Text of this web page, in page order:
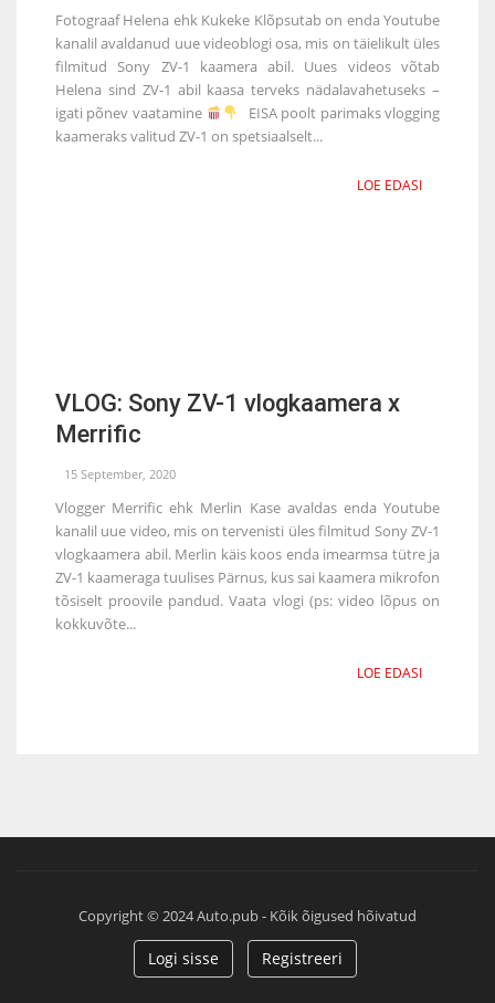
Fotograaf Helena ehk Kukeke Klõpsutab on enda Youtube
kanalil avaldanud uue videoblogi osa, mis on täielikult üles
filmitud Sony ZV-1 kaamera abil. Uues videos võtab
Helena sind ZV-1 abil kaasa terveks nädalavahetuseks –
igati põnev vaatamine
EISA poolt parimaks vlogging
kaameraks valitud ZV-1 on spetsiaalselt...
LOE EDASI
VLOG: Sony ZV-1 vlogkaamera x
Merrific
15 September, 2020
Vlogger Merrific ehk Merlin Kase avaldas enda Youtube
kanalil uue video, mis on tervenisti üles filmitud Sony ZV-1
vlogkaamera abil. Merlin käis koos enda imearmsa tütre ja
ZV-1 kaameraga tuulises Pärnus, kus sai kaamera mikrofon
tõsiselt proovile pandud. Vaata vlogi (ps: video lõpus on
kokkuvõte...
LOE EDASI
Copyright © 2024 Auto.pub - Kõik õigused hõivatud
Logi sisse Registreeri